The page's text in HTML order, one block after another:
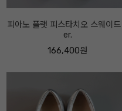
스터드 램스킨 플랫 - 엣지 쏘 나이
스!_